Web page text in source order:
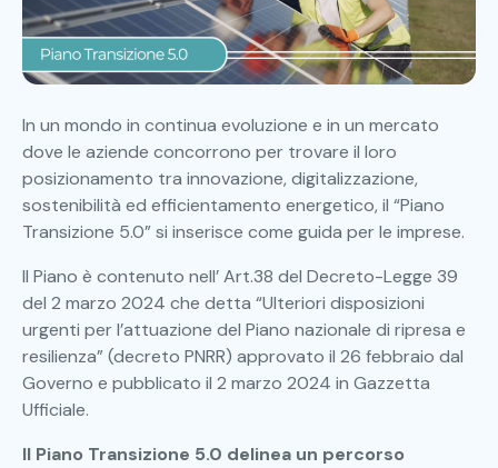
In un mondo in continua evoluzione e in un mercato
dove le aziende concorrono per trovare il loro
posizionamento tra innovazione, digitalizzazione,
sostenibilità ed efficientamento energetico, il “Piano
Transizione 5.0” si inserisce come guida per le imprese.
Il Piano è contenuto nell’ Art.38 del Decreto-Legge 39
del 2 marzo 2024 che detta “Ulteriori disposizioni
urgenti per l’attuazione del Piano nazionale di ripresa e
resilienza” (decreto PNRR) approvato il 26 febbraio dal
Governo e pubblicato il 2 marzo 2024 in Gazzetta
Ufficiale.
Il Piano Transizione 5.0 delinea un percorso